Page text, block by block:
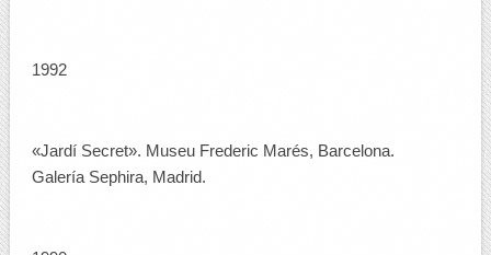
1992
«Jardí Secret». Museu Frederic Marés, Barcelona.
Galería Sephira, Madrid.